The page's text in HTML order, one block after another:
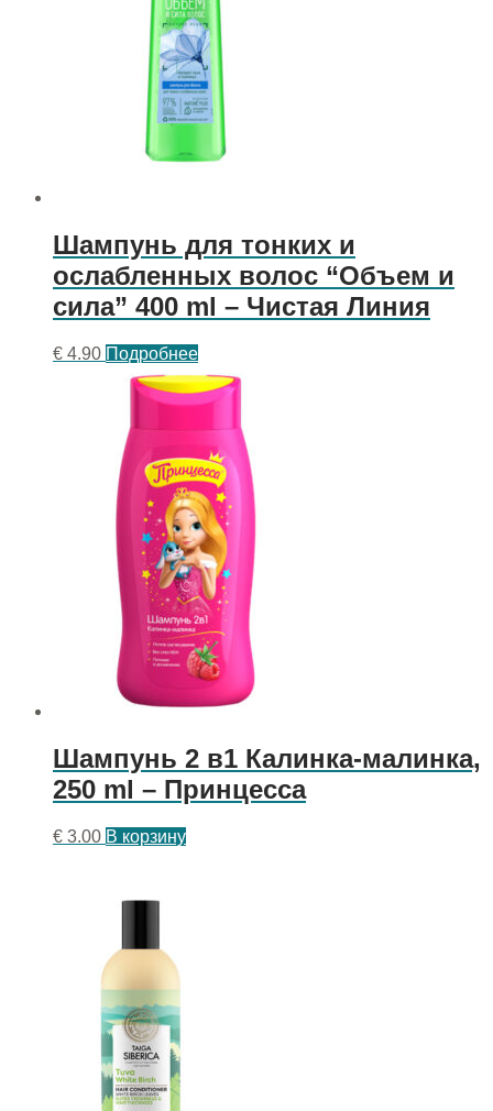
Шампунь для тонких и
ослабленных волос “Объем и
сила” 400 ml – Чистая Линия
€ 4.90 Подробнее
Шампунь 2 в1 Калинка-малинка,
250 ml – Принцесса
€ 3.00 В корзину